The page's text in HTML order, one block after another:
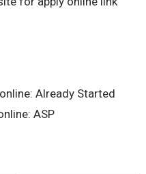
Already Started
ASP